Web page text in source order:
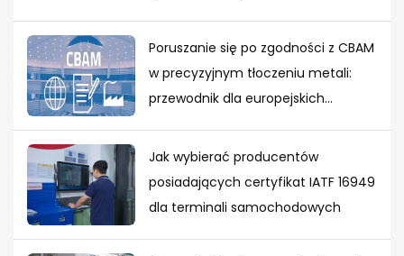
Poruszanie się po zgodności z CBAM
w precyzyjnym tłoczeniu metali:
przewodnik dla europejskich
Jak wybierać producentów
posiadających certyfikat IATF 16949
dla terminali samochodowych